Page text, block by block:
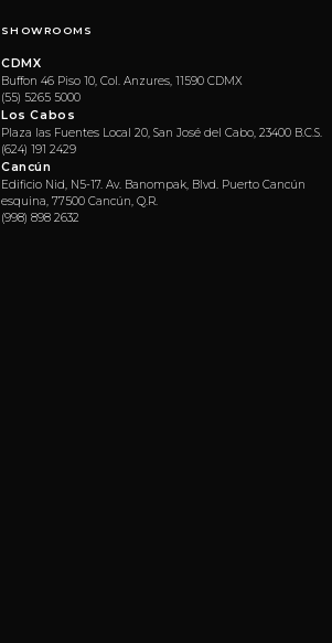
SHOWROOMS
CDMX
Buffon 46 Piso 10, Col. Anzures, 11590 CDMX
(55) 5265 5000
Los Cabos
Plaza las Fuentes Local 20, San José del Cabo, 23400 B.C.S.
(624) 191 2429
Cancún
Edificio Nid, N5-17. Av. Banompak, Blvd. Puerto Cancún
esquina, 77500 Cancún, Q.R.
(998) 898 2632